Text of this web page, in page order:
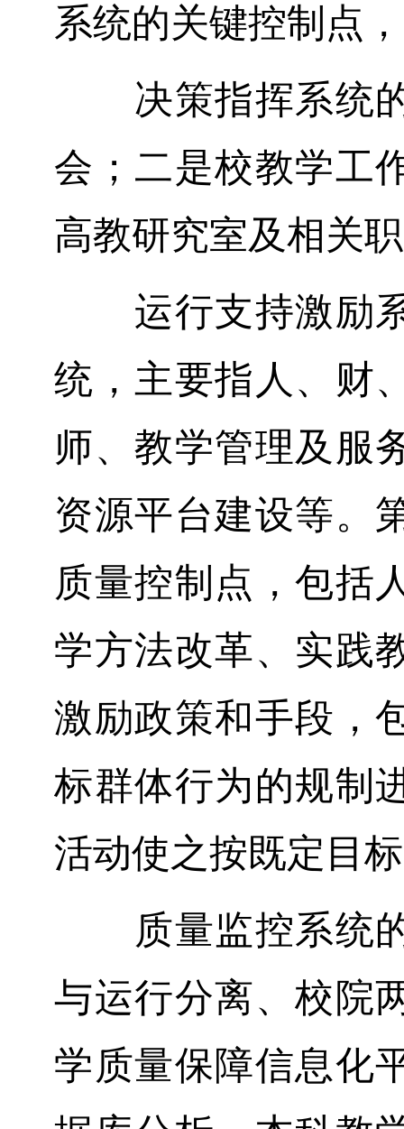
系统的关键控制点
决策指挥系统的
会；二是校教学工
高教研究室及相关
运行支持激励系
统，主要指人、财
师、教学管理及服
资源平台建设等。
质量控制点，包括
学方法改革、实践
激励政策和手段，
标群体行为的规制
活动使之按既定目
质量监控系统的
与运行分离、校院
学质量保障信息化